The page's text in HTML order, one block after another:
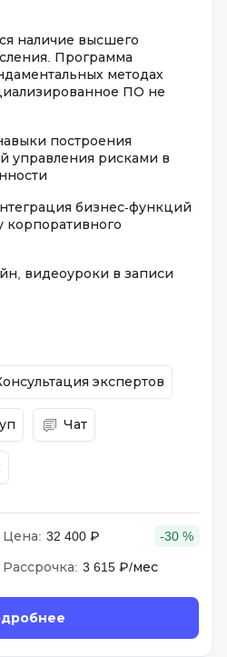
наличие высшего
Программа
методах
ПО не
построения
управления рисками в
бизнес-функций
корпоративного
видеоуроки в записи
экспертов
Чат
Цена: 32 400 ₽ -30 %
Рассрочка: 3 615 ₽/мес